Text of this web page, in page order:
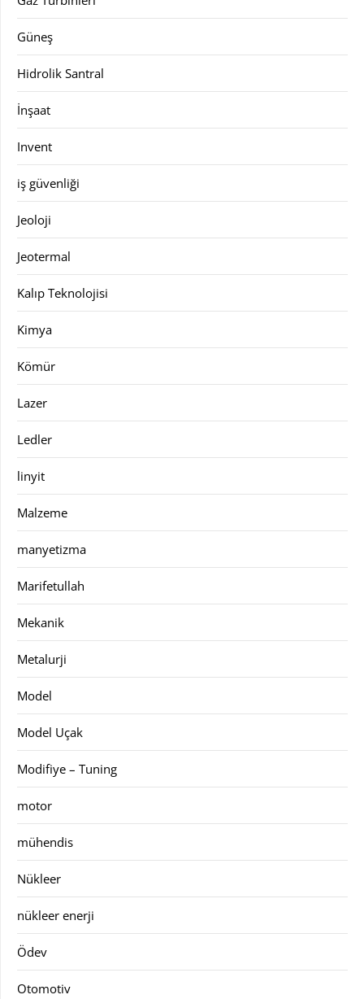
Güneş
Hidrolik Santral
İnşaat
Invent
iş güvenliği
Jeoloji
Jeotermal
Kalıp Teknolojisi
Kimya
Kömür
Lazer
Ledler
linyit
Malzeme
manyetizma
Marifetullah
Mekanik
Metalurji
Model
Model Uçak
Modifiye – Tuning
motor
mühendis
Nükleer
nükleer enerji
Ödev
Otomotiv